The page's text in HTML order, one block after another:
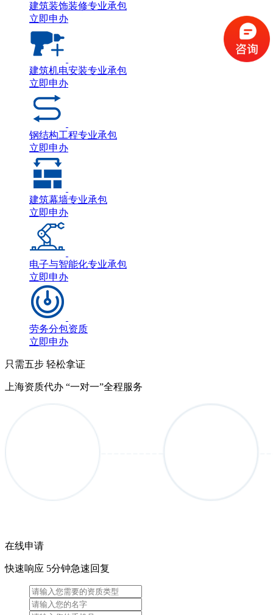
建筑装饰装修专业承包
立即申办
建筑机电安装专业承包
立即申办
钢结构工程专业承包
立即申办
建筑幕墙专业承包
立即申办
电子与智能化专业承包
立即申办
劳务分包资质
立即申办
只需五步 轻松拿证
上海资质代办 “一对一”全程服务
在线申请
快速响应 5分钟急速回复